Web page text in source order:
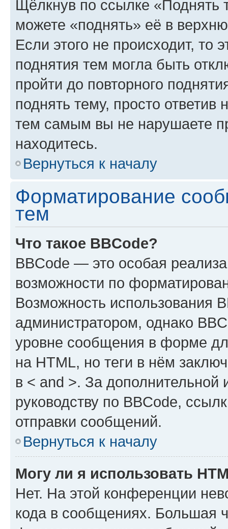
Щёлкнув по ссылке «Поднять
можете «поднять» её в
Если этого не происходит, то
поднятия тем могла быть
пройти до повторного
поднять тему, просто ответив
тем самым вы не нарушаете
находитесь.
Вернуться к началу
Форматирование
тем
Что такое BBCode?
BBCode — это особая
возможности по
Возможность использования
администратором, однако
уровне сообщения в форме
на HTML, но теги в нём
в < and >. За
руководству по BBCode,
отправки сообщений.
Вернуться к началу
Могу ли я использовать
Нет. На этой конференции
кода в сообщениях. Большая